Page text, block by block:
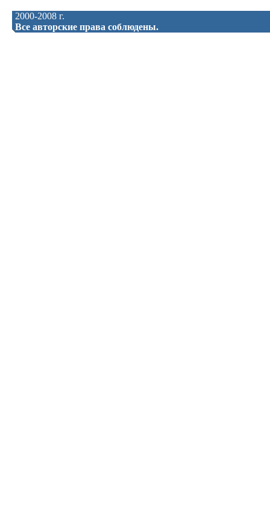
2000-2008 г.
Все авторские права соблюдены.